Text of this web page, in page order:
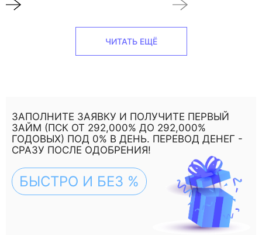
ЧИТАТЬ ЕЩЁ
ЗАПОЛНИТЕ ЗАЯВКУ И ПОЛУЧИТЕ ПЕРВЫЙ
ЗАЙМ (ПСК ОТ 292,000% ДО 292,000%
ГОДОВЫХ) ПОД 0% В ДЕНЬ. ПЕРЕВОД ДЕНЕГ -
СРАЗУ ПОСЛЕ ОДОБРЕНИЯ!
БЫСТРО И БЕЗ %